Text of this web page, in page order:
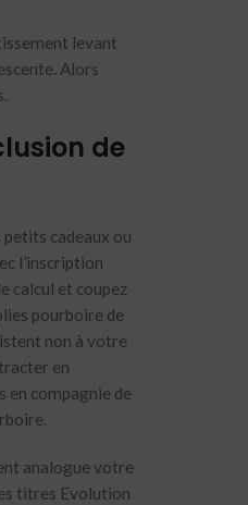
levant
Alors
de
cadeaux ou
l’inscription
calcul et coupez
pourboire de
non à votre
en
en compagnie de
analogue votre
titres Evolution